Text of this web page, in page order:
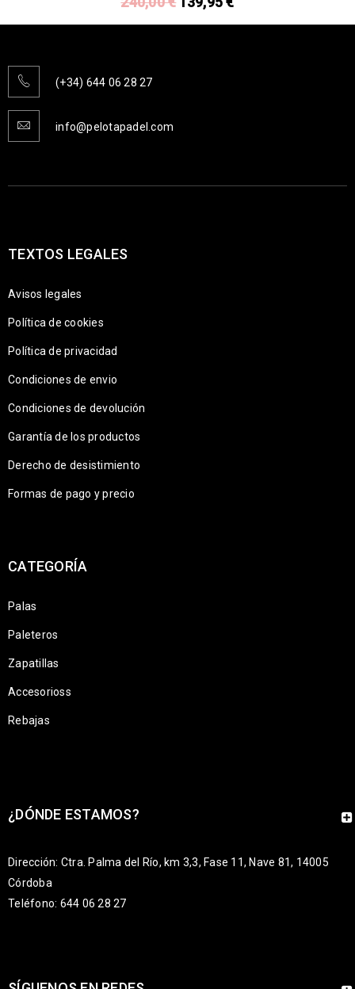
(+34) 644 06 28 27
info@pelotapadel.com
TEXTOS LEGALES
Avisos legales
Política de cookies
Política de privacidad
Condiciones de envio
Condiciones de devolución
Garantía de los productos
Derecho de desistimiento
Formas de pago y precio
CATEGORÍA
Palas
Paleteros
Zapatillas
Accesorioss
Rebajas
¿DÓNDE ESTAMOS?
Dirección: Ctra. Palma del Río, km 3,3, Fase 11, Nave 81, 14005
Córdoba
Teléfono: 644 06 28 27